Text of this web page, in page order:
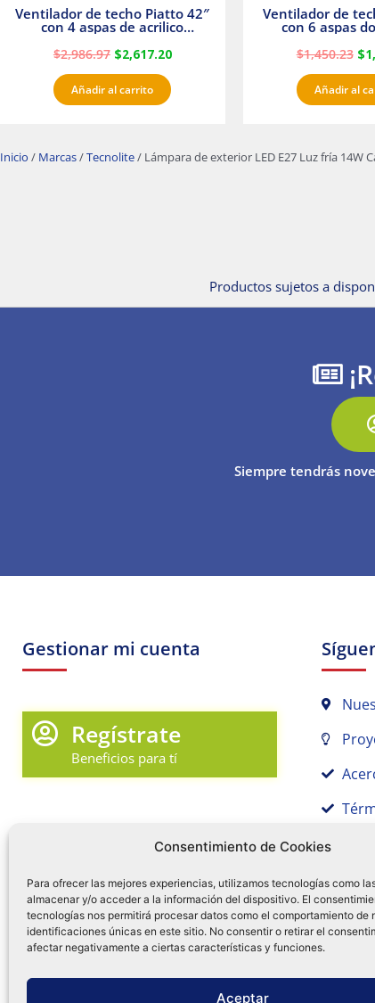
Consentimiento de Cookies
Para ofrecer las mejores experiencias, utilizamos tecnologías como
almacenar y/o acceder a la información del dispositivo. El
tecnologías nos permitirá procesar datos como el comportamiento de
identificaciones únicas en este sitio. No consentir o retirar el
afectar negativamente a ciertas características y funciones.
Aceptar
Ventilador de techo Piatto 42″
con 4 aspas de acrilico
$2,986.97 $2,617.20
Añadir al carrito
Ventilador de
con 6 aspas
$1,450.23 $
Añadir al
Inicio / Marcas/Tecnolite/ Lámpara de exterior LED E27 Luz fría 14W
Productos sujetos a
Siempre tendrás
Gestionar mi cuenta
Regístrate
Beneficios para tí
Mi Cuenta en Tamex
Mis Favoritos